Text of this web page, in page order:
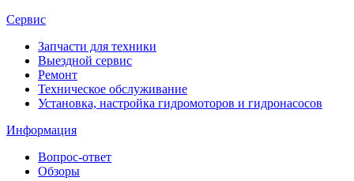
Сервис
Запчасти для техники
Выездной сервис
Ремонт
Техническое обслуживание
Установка, настройка гидромоторов и гидронасосов
Информация
Вопрос-ответ
Обзоры